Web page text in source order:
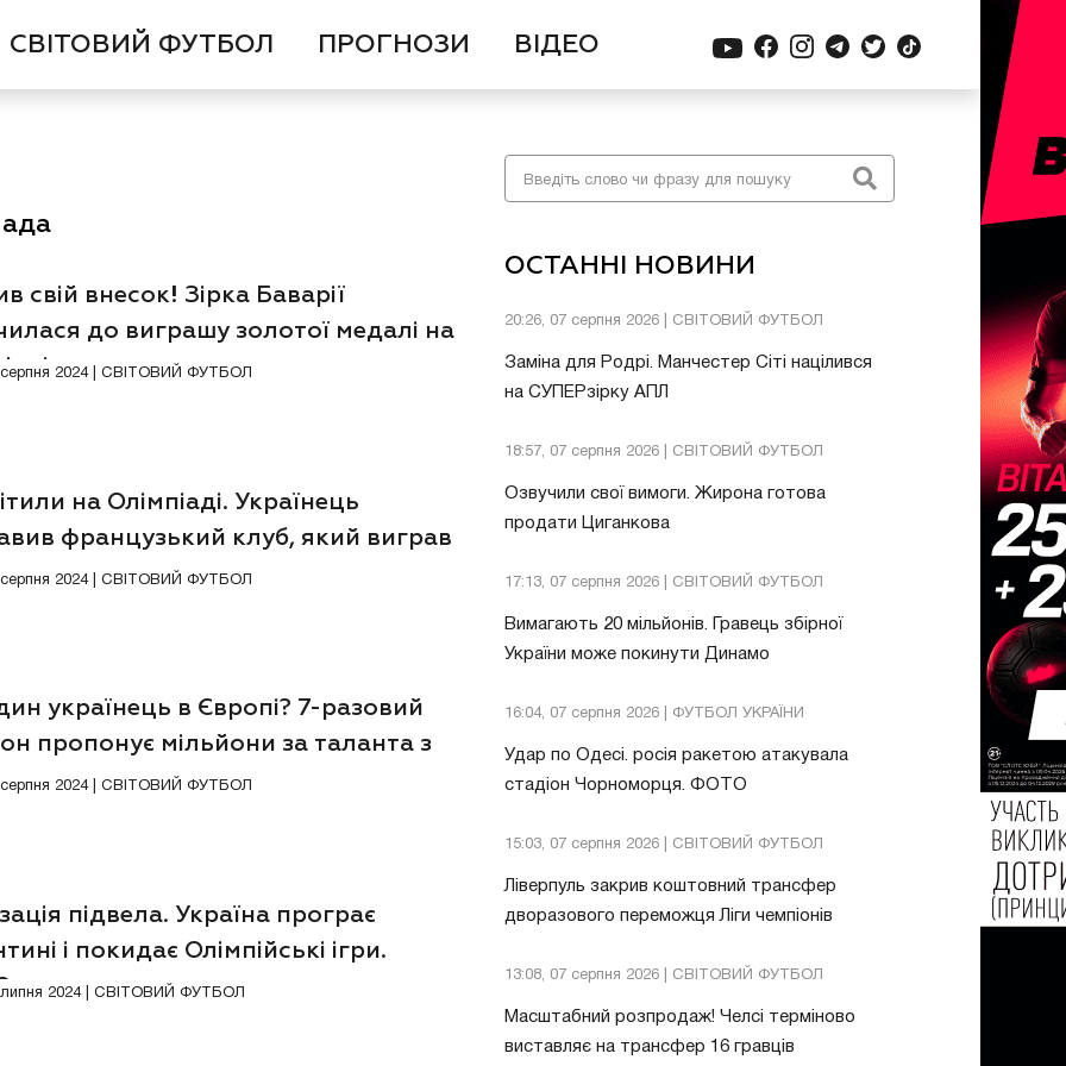
СВІТОВИЙ ФУТБОЛ ПРОГНОЗИ ВІДЕО
ОСТАННІ НОВИНИ
20:26, 07 серпня 2026 | СВІТОВИЙ ФУТБОЛ
Заміна для Родрі. Манчестер Сіті націлився
на СУПЕРзірку АПЛ
18:57, 07 серпня 2026 | СВІТОВИЙ ФУТБОЛ
Озвучили свої вимоги. Жирона готова
продати Циганкова
17:13, 07 серпня 2026 | СВІТОВИЙ ФУТБОЛ
Вимагають 20 мільйонів. Гравець збірної
України може покинути Динамо
16:04, 07 серпня 2026 | ФУТБОЛ УКРАЇНИ
Удар по Одесі. росія ракетою атакувала
стадіон Чорноморця. ФОТО
15:03, 07 серпня 2026 | СВІТОВИЙ ФУТБОЛ
Ліверпуль закрив коштовний трансфер
дворазового переможця Ліги чемпіонів
13:08, 07 серпня 2026 | СВІТОВИЙ ФУТБОЛ
Масштабний розпродаж! Челсі терміново
виставляє на трансфер 16 гравців
свій внесок! Зірка Баварії
до виграшу золотої медалі на
серпня 2024 | СВІТОВИЙ ФУТБОЛ
на Олімпіаді. Українець
французький клуб, який виграв
серпня 2024 | СВІТОВИЙ ФУТБОЛ
українець в Європі? 7-разовий
пропонує мільйони за таланта з
серпня 2024 | СВІТОВИЙ ФУТБОЛ
підвела. Україна програє
і покидає Олімпійські ігри.
Відео
липня 2024 | СВІТОВИЙ ФУТБОЛ